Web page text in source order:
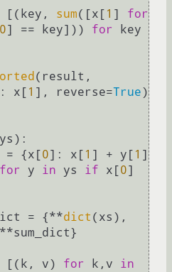
= [(key,
sum([x[ 1 ] for
0] == key])) for
(result,
x[ 1 ], reverse=True)
):
= {x[
0]: x[ 1 ] + y[ 1
]
for y in ys if x[0]
= {**
dict (xs),
= [(k, v)
for k,v in